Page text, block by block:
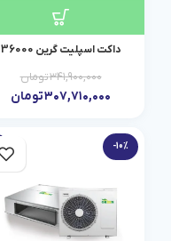
داکت اسپلیت گرین 36000
۳۴۱,۹۰۰,۰۰۰تومان
۳۰۷,۷۱۰,۰۰۰تومان
-10%